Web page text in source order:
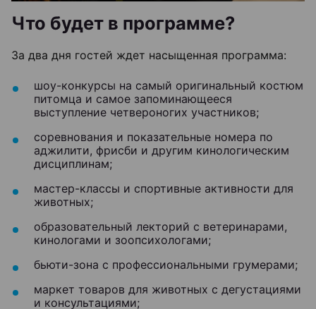
Что будет в программе?
За два дня гостей ждет насыщенная программа:
шоу-конкурсы на самый оригинальный костюм
питомца и самое запоминающееся
выступление четвероногих участников;
соревнования и показательные номера по
аджилити, фрисби и другим кинологическим
дисциплинам;
мастер-классы и спортивные активности для
животных;
образовательный лекторий с ветеринарами,
кинологами и зоопсихологами;
бьюти-зона с профессиональными грумерами;
маркет товаров для животных с дегустациями
и консультациями;